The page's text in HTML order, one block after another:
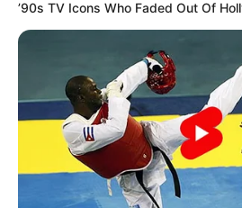
ดูดวง|
6 ธ.ค. 2012
ทำนาย ดวงความรั
สัญลักษณ์คู่
’90s TV Icons Who Faded Out Of